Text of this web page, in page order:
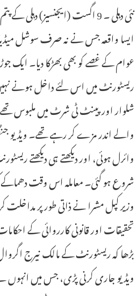
نئی دہلی ۔ 9 اگست (ایجنسیز) دہلی
ایسا واقعہ جس نے نہ صرف سوشل میڈیا
عوام کے غصے کو بھی بھڑکا دیا۔
ریسٹورنٹ میں اس لئے داخل ہونے
شلوار اور پینٹ ٹی شرٹ میں ملبوس
والے اندر مزے کر رہے تھے۔ ویڈیو
وائرل ہوئی، اور دیکھتے ہی دیکھتے
شروع ہو گئی۔ معاملہ اس وقت
وزیر کپل مشرا نے ذاتی طور پر
تحقیقات اور قانونی کارروائی کے
بڑھا کہ ریسٹورنٹ کے مالک نیرج اگروال
ویڈیو جاری کرنی پڑی، جس میں انہوں